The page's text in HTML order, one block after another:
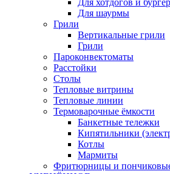
Для хотдогов и
Для шаурмы
Грили
Вертикальные грили
Грили
Пароконвектоматы
Расстойки
Столы
Тепловые витрины
Тепловые линии
Термоварочные ёмкости
Банкетные тележки
Кипятильники
Котлы
Мармиты
Фритюрницы и